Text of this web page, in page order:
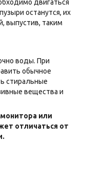
двигаться
останутся, их
выпустив, таким
воды. При
обычное
стиральные
вещества и
или
отличаться от